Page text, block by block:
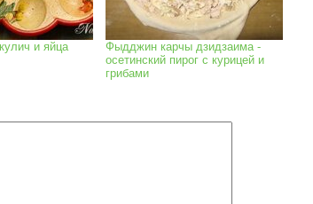
и яйца
Фыдджин карчы дзидзаима -
осетинский пирог с курицей и
грибами